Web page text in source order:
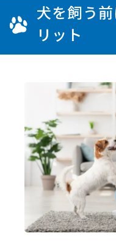
犬を飼う
リット